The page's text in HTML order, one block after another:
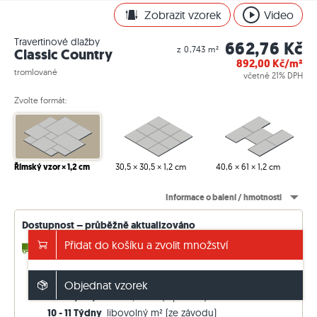
Zobrazit vzorek Video
Travertinové dlažby
Classic Country
tromlované
z 0,743 m² 662,76 Kč
892,00 Kč/m²
včetně 21% DPH
Zvolte formát:
Římský vzor × 1,2 cm 30,5 × 30,5 × 1,2 cm 40,6 × 61 × 1,2 cm
Informace o balení / hmotnosti
Dostupnost – průběžně aktualizováno
4–10 pracovních dnů až 592,17 m² (skladem)
2 - 3 Týdny až 798,73 m² (v přítoku)
6 - 7 Týdny až 1095,93 m² (v přítoku)
8 - 9 Týdny
10 - 11 Týdny libovolný m² (ze závodu)
Přidat do košíku a zvolit množství
Objednat vzorek